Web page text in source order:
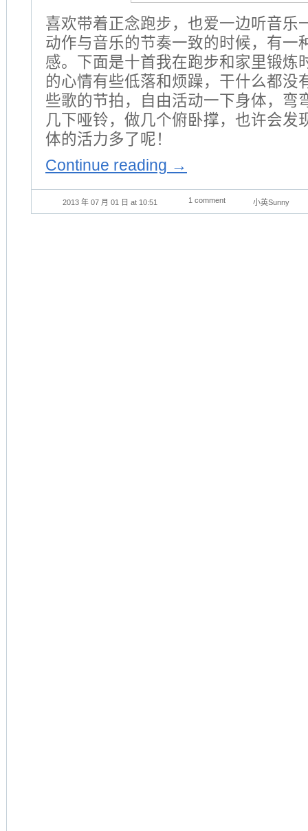
喜欢带着正念跑步，也爱一边听音乐
动作与音乐的节奏一致的时候，有一
感。下面是十首我在跑步和家里锻炼
的心情有些低落和烦躁，干什么都没
些歌的节拍，自由活动一下身体，弯
几下哑铃，做几个俯卧撑，也许会发
体的活力多了呢！
Continue reading →
2013 年 07 月 01 日 at 10:51 1 comment 小英Sunny